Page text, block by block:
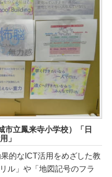
市立鳳来寺小学校）「日
」
的なICT活用をめざした教
ル」や「地図記号のフラ